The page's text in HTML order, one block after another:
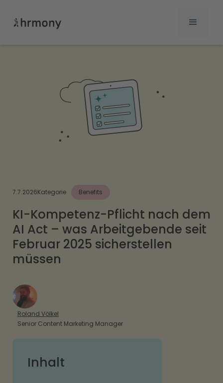
7.7.2026Kategorie Benefits
KI-Kompetenz-Pflicht nach dem
AI Act – was Arbeitgebende seit
Februar 2025 sicherstellen
müssen
Roland Völkel
Senior Content Marketing Manager
Inhalt